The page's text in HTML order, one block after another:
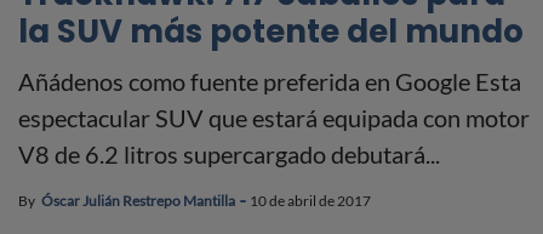
la SUV más potente del mundo
Añádenos como fuente preferida en Google Esta
espectacular SUV que estará equipada con motor
V8 de 6.2 litros supercargado debutará...
By Óscar Julián Restrepo Mantilla 10 de abril de 2017